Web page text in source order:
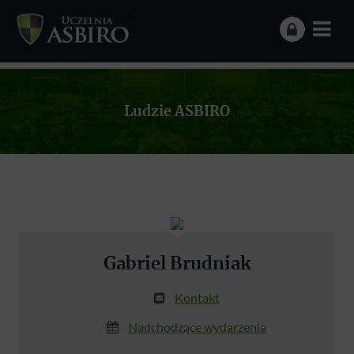
Ludzie ASBIRO
Gabriel Brudniak
Kontakt
Nadchodzące wydarzenia